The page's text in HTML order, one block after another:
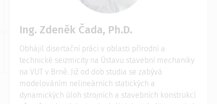
Ing. Zdeněk Čada, Ph.D.
Obhájil disertační práci v oblasti přírodní a
technické seizmicity na Ústavu stavební mechaniky
na VUT v Brně. Již od dob studia se zabývá
modelováním nelineárních statických a
dynamických úloh strojních a stavebních konstrukcí